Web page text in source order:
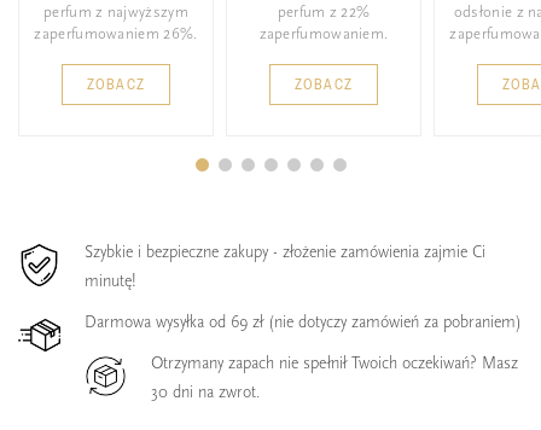
perfum z najwyższym
zaperfumowaniem 26%.
ZOBACZ
perfum z 22%
zaperfumowaniem.
ZOBACZ
odsłonie z
Szybkie i bezpieczne zakupy - złożenie zamówienia zajmie Ci
minutę!
Darmowa wysyłka od 69 zł (nie dotyczy zamówień za pobraniem)
Otrzymany zapach nie spełnił Twoich oczekiwań? Masz
30 dni na zwrot.